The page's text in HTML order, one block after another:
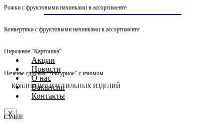
СУХАРИКИ БАГЕТНЫЕ
Акции
Новости
О нас
Вакансии
Контакты
X
Рожки с фруктовыми начинками в ассортименте
Конвертики с фруктовыми начинками в ассортименте
Пирожное “Картошка”
Печенье сдобное “Фигурное” с изюмом
КОЛЛЕКЦИЯ ПАСТИЛЬНЫХ ИЗДЕЛИЙ
СУФЛЕ